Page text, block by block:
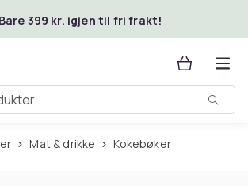
Bare 399 kr. igjen til fri frakt!
Mat & drikke Kokebøker